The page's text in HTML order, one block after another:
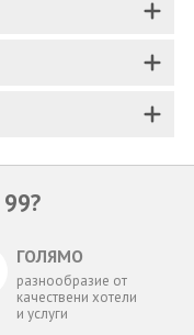
ГОЛЯМО
разнообразие от
качествени хотели
и услуги